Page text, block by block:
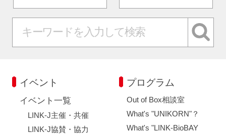
イベント
イベント一覧
LINK-J主催・共催
LINK-J協賛・協力
プログラム
Out of Box相談室
What's "UNIKORN"？
What's "LINK-BioBAY